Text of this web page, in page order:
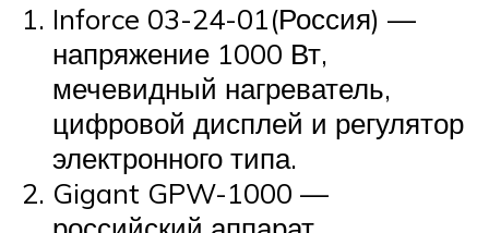
Inforce 03-24-01(Россия) —
напряжение 1000 Вт,
мечевидный нагреватель,
цифровой дисплей и регулятор
электронного типа.
Gigant GPW-1000 —